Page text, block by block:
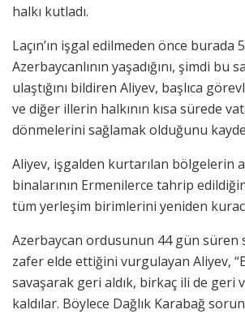
halkı kutladı.
Laçın’ın işgal edilmeden önce burada
Azerbaycanlının yaşadığını, şimdi bu
ulaştığını bildiren Aliyev, başlıca
ve diğer illerin halkının kısa sürede
dönmelerini sağlamak olduğunu
Aliyev, işgalden kurtarılan bölgelerin
binalarının Ermenilerce tahrip
tüm yerleşim birimlerini yeniden
Azerbaycan ordusunun 44 gün süren
zafer elde ettiğini vurgulayan Aliyev,
savaşarak geri aldık, birkaç ili de geri
kaldılar. Böylece Dağlık Karabağ